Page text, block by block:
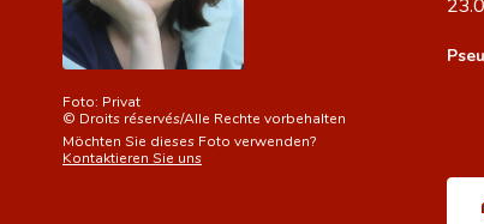
Forschungsgruppe
Kontakt
Foto: Privat
© Droits réservés/Alle Rechte vorbehalten
Möchten Sie dieses Foto verwenden?
Kontaktieren Sie uns